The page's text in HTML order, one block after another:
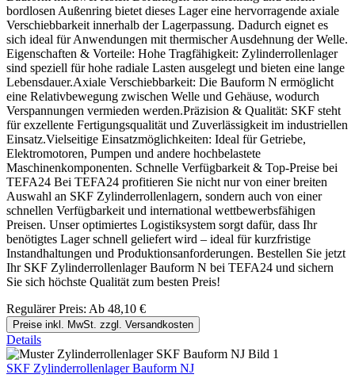
bordlosen Außenring bietet dieses Lager eine hervorragende axiale
Verschiebbarkeit innerhalb der Lagerpassung. Dadurch eignet es
sich ideal für Anwendungen mit thermischer Ausdehnung der Welle.
Eigenschaften & Vorteile: Hohe Tragfähigkeit: Zylinderrollenlager
sind speziell für hohe radiale Lasten ausgelegt und bieten eine lange
Lebensdauer.Axiale Verschiebbarkeit: Die Bauform N ermöglicht
eine Relativbewegung zwischen Welle und Gehäuse, wodurch
Verspannungen vermieden werden.Präzision & Qualität: SKF steht
für exzellente Fertigungsqualität und Zuverlässigkeit im industriellen
Einsatz.Vielseitige Einsatzmöglichkeiten: Ideal für Getriebe,
Elektromotoren, Pumpen und andere hochbelastete
Maschinenkomponenten. Schnelle Verfügbarkeit & Top-Preise bei
TEFA24 Bei TEFA24 profitieren Sie nicht nur von einer breiten
Auswahl an SKF Zylinderrollenlagern, sondern auch von einer
schnellen Verfügbarkeit und international wettbewerbsfähigen
Preisen. Unser optimiertes Logistiksystem sorgt dafür, dass Ihr
benötigtes Lager schnell geliefert wird – ideal für kurzfristige
Instandhaltungen und Produktionsanforderungen. Bestellen Sie jetzt
Ihr SKF Zylinderrollenlager Bauform N bei TEFA24 und sichern
Sie sich höchste Qualität zum besten Preis!
Regulärer Preis: Ab 48,10 €
Preise inkl. MwSt. zzgl. Versandkosten
Details
SKF Zylinderrollenlager Bauform NJ